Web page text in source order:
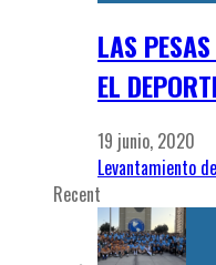
LAS
EL
19 junio, 2020
Levantamiento
Recent